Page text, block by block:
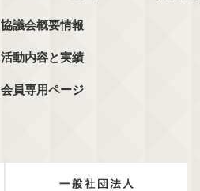
協議会概要情報
活動内容と実績
会員専用ページ